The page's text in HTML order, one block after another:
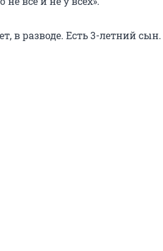
в разводе. Есть 3-летний сын.